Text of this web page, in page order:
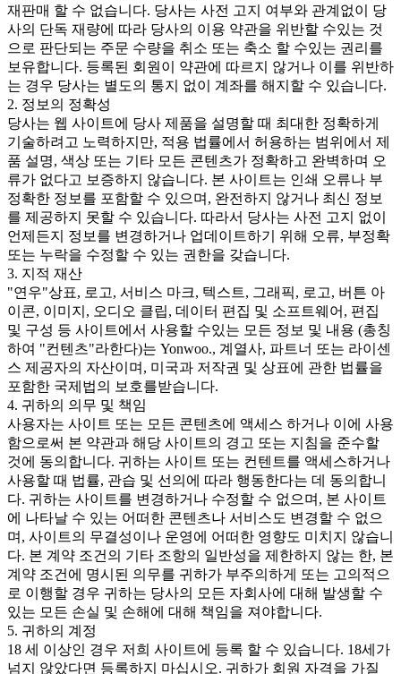
재판매 할 수 없습니다. 당사는 사전 고지 여부와 관계없이 당
사의 단독 재량에 따라 당사의 이용 약관을 위반할 수있는 것
으로 판단되는 주문 수량을 취소 또는 축소 할 수있는 권리를
보유합니다. 등록된 회원이 약관에 따르지 않거나 이를 위반하
는 경우 당사는 별도의 통지 없이 계좌를 해지할 수 있습니다.
2. 정보의 정확성
당사는 웹 사이트에 당사 제품을 설명할 때 최대한 정확하게
기술하려고 노력하지만, 적용 법률에서 허용하는 범위에서 제
품 설명, 색상 또는 기타 모든 콘텐츠가 정확하고 완벽하며 오
류가 없다고 보증하지 않습니다. 본 사이트는 인쇄 오류나 부
정확한 정보를 포함할 수 있으며, 완전하지 않거나 최신 정보
를 제공하지 못할 수 있습니다. 따라서 당사는 사전 고지 없이
언제든지 정보를 변경하거나 업데이트하기 위해 오류, 부정확
또는 누락을 수정할 수 있는 권한을 갖습니다.
3. 지적 재산
"연우"상표, 로고, 서비스 마크, 텍스트, 그래픽, 로고, 버튼 아
이콘, 이미지, 오디오 클립, 데이터 편집 및 소프트웨어, 편집
및 구성 등 사이트에서 사용할 수있는 모든 정보 및 내용 (총칭
하여 "컨텐츠"라한다)는 Yonwoo., 계열사, 파트너 또는 라이센
스 제공자의 자산이며, 미국과 저작권 및 상표에 관한 법률을
포함한 국제법의 보호를받습니다.
4. 귀하의 의무 및 책임
사용자는 사이트 또는 모든 콘텐츠에 액세스 하거나 이에 사용
함으로써 본 약관과 해당 사이트의 경고 또는 지침을 준수할
것에 동의합니다. 귀하는 사이트 또는 컨텐트를 액세스하거나
사용할 때 법률, 관습 및 선의에 따라 행동한다는 데 동의합니
다. 귀하는 사이트를 변경하거나 수정할 수 없으며, 본 사이트
에 나타날 수 있는 어떠한 콘텐츠나 서비스도 변경할 수 없으
며, 사이트의 무결성이나 운영에 어떠한 영향도 미치지 않습니
다. 본 계약 조건의 기타 조항의 일반성을 제한하지 않는 한, 본
계약 조건에 명시된 의무를 귀하가 부주의하게 또는 고의적으
로 이행할 경우 귀하는 당사의 모든 자회사에 대해 발생할 수
있는 모든 손실 및 손해에 대해 책임을 져야합니다.
5. 귀하의 계정
18 세 이상인 경우 저희 사이트에 등록 할 수 있습니다. 18세가
넘지 않았다면 등록하지 마십시오. 귀하가 회원 자격을 가질